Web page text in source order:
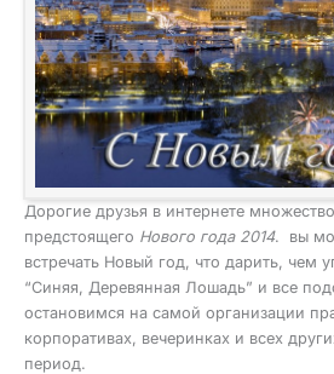
Дорогие друзья в интернете
предстоящего Нового года 2014. вы
встречать Новый год, что дарить, чем
“Синяя, Деревянная Лошадь” и все
остановимся на самой организации
корпоративах, вечеринках и всех
период.